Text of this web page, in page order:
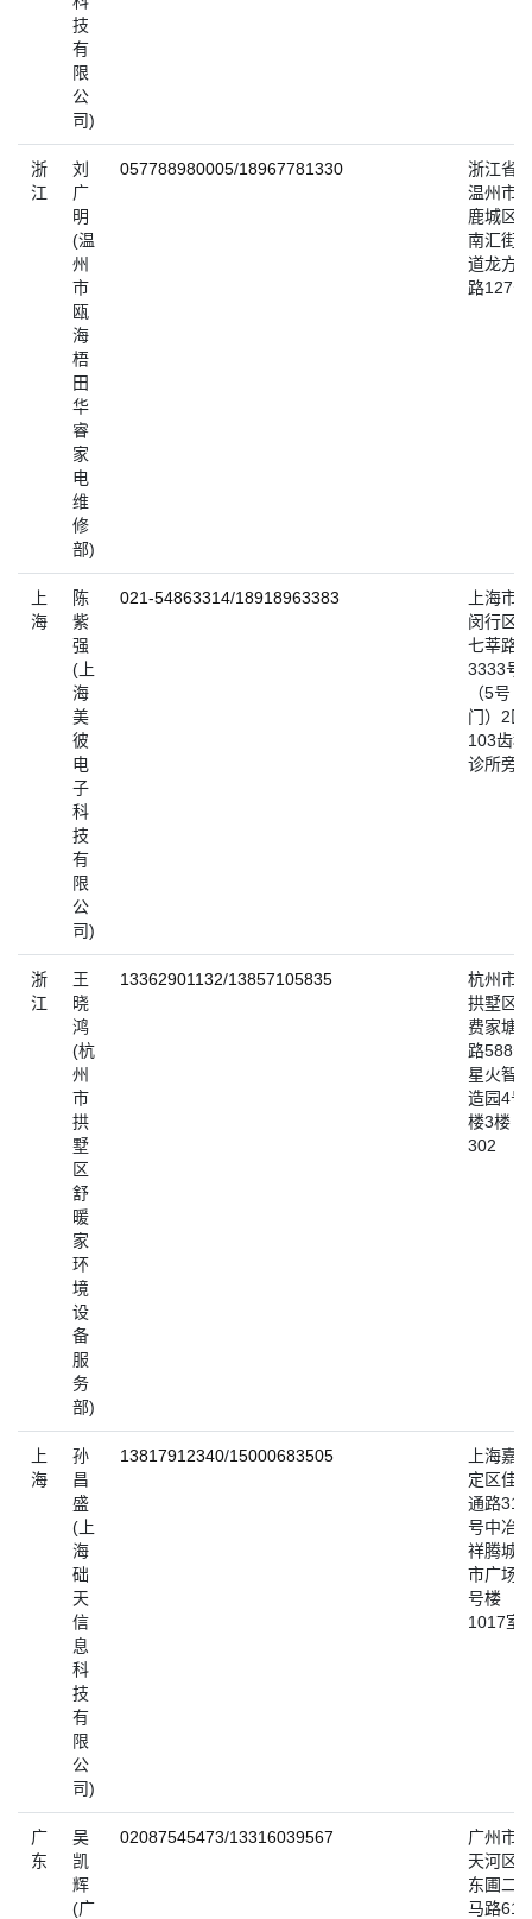
技
有
限
公
司)
浙
江
刘
广
明
(温
州
市
瓯
海
梧
田
华
睿
家
电
维
修
部)
057788980005/18967781330
浙江省
温州市
鹿城区
南汇街
道龙方
路127号
上
海
陈
紫
强
(上
海
美
彼
电
子
科
技
有
限
公
司)
021-54863314/18918963383
上海市
闵行区
七莘路
3333号
（5号
门）2区
103齿科
诊所旁
浙
江
王
晓
鸿
(杭
州
市
拱
墅
区
舒
暖
家
环
境
设
备
服
务
部)
13362901132/13857105835
杭州市
拱墅区
费家塘
路588号
星火智
造园4号
楼3楼
302
上
海
孙
昌
盛
(上
海
础
天
信
息
科
技
有
限
公
司)
13817912340/15000683505
上海嘉
定区佳
通路31
号中冶
祥腾城
市广场3
号楼
1017室
广
东
吴
凯
辉
(广
02087545473/13316039567
广州市
天河区
东圃二
马路61